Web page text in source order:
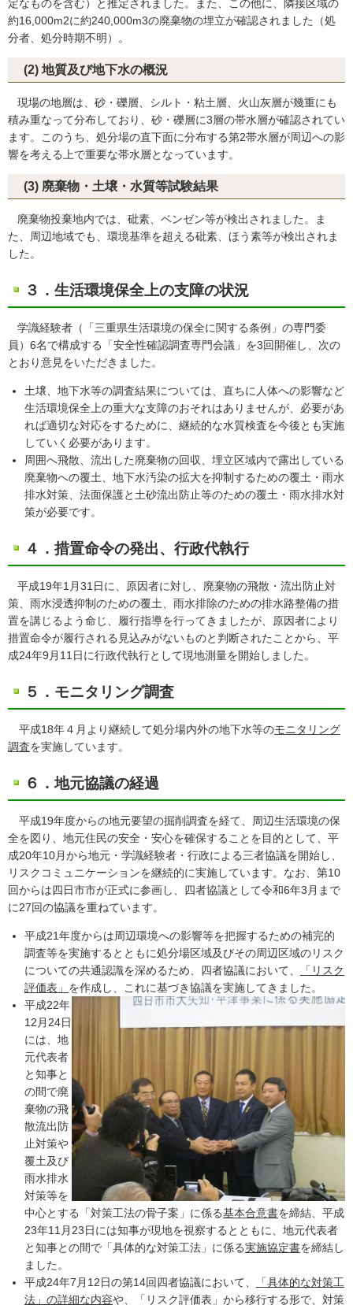
定なものを含む）と推定されました。また、この他に、隣接区域の
約16,000m2に約240,000m3の廃棄物の埋立が確認されました（処
分者、処分時期不明）。
(2) 地質及び地下水の概況
現場の地層は、砂・礫層、シルト・粘土層、火山灰層が幾重にも
積み重なって分布しており、砂・礫層に3層の帯水層が確認されてい
ます。このうち、処分場の直下面に分布する第2帯水層が周辺への影
響を考える上で重要な帯水層となっています。
(3) 廃棄物・土壌・水質等試験結果
廃棄物投棄地内では、砒素、ベンゼン等が検出されました。ま
た、周辺地域でも、環境基準を超える砒素、ほう素等が検出されま
した。
３．生活環境保全上の支障の状況
学識経験者（「三重県生活環境の保全に関する条例」の専門委
員）6名で構成する「安全性確認調査専門会議」を3回開催し、次の
とおり意見をいただきました。
土壌、地下水等の調査結果については、直ちに人体への影響など
生活環境保全上の重大な支障のおそれはありませんが、必要があ
れば適切な対応をするために、継続的な水質検査を今後とも実施
していく必要があります。
周囲へ飛散、流出した廃棄物の回収、埋立区域内で露出している
廃棄物への覆土、地下水汚染の拡大を抑制するための覆土・雨水
排水対策、法面保護と土砂流出防止等のための覆土・雨水排水対
策が必要です。
４．措置命令の発出、行政代執行
平成19年1月31日に、原因者に対し、廃棄物の飛散・流出防止対
策、雨水浸透抑制のための覆土、雨水排除のための排水路整備の措
置を講じるよう命じ、履行指導を行ってきましたが、原因者により
措置命令が履行される見込みがないものと判断されたことから、平
成24年9月11日に行政代執行として現地測量を開始しました。
５．モニタリング調査
平成18年４月より継続して処分場内外の地下水等のモニタリング
調査を実施しています。
６．地元協議の経過
平成19年度からの地元要望の掘削調査を経て、周辺生活環境の保
全を図り、地元住民の安全・安心を確保することを目的として、平
成20年10月から地元・学識経験者・行政による三者協議を開始し、
リスクコミュニケーションを継続的に実施しています。なお、第10
回からは四日市市が正式に参画し、四者協議として令和6年3月まで
に27回の協議を重ねています。
平成21年度からは周辺環境への影響等を把握するための補完的
調査等を実施するとともに処分場区域及びその周辺区域のリスク
についての共通認識を深めるため、四者協議において、
「リスク
評価表」 を作成し、これに基づき協議を実施してきました。
平成22年
12月24日
には、地
元代表者
と知事と
の間で廃
棄物の飛
散流出防
止対策や
覆土及び
雨水排水
対策等を
中心とする「対策工法の骨子案」に係る基本合意書を締結、平成
23年11月23日には知事が現地を視察するとともに、地元代表者
と知事との間で「具体的な対策工法」に係る実施協定書を締結し
ました。
平成24年7月12日の第14回四者協議において、
「具体的な対策工
法」の詳細な内容や、「リスク評価表」から移行する形で、対策